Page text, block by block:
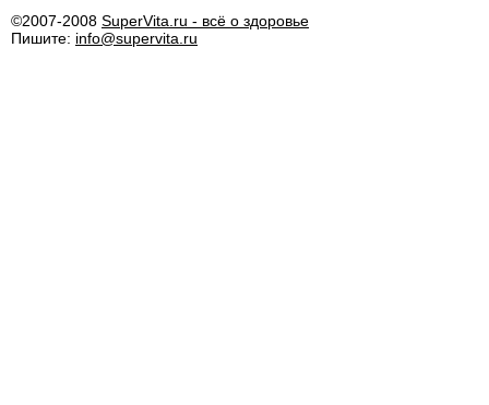
©2007-2008 SuperVita.ru - всё о здоровье
Пишите: info@supervita.ru